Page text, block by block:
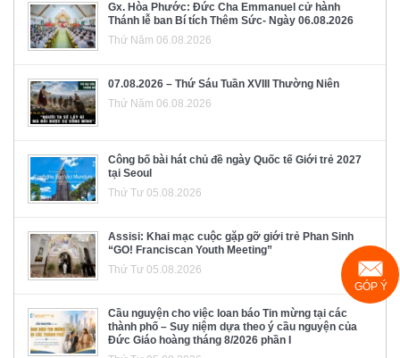
Gx. Hòa Phước: Đức Cha Emmanuel cử hành
Thánh lễ ban Bí tích Thêm Sức- Ngày 06.08.2026
Thứ Năm 06.08.2026
07.08.2026 – Thứ Sáu Tuần XVIII Thường Niên
Thứ Năm 06.08.2026
Công bố bài hát chủ đề ngày Quốc tế Giới trẻ 2027
tại Seoul
Thứ Tư 05.08.2026
Assisi: Khai mạc cuộc gặp gỡ giới trẻ Phan Sinh
“GO! Franciscan Youth Meeting”
Thứ Tư 05.08.2026
Cầu nguyện cho việc loan báo Tin mừng tại các
thành phố – Suy niệm dựa theo ý cầu nguyện của
Đức Giáo hoàng tháng 8/2026 phần I
GÓP Ý